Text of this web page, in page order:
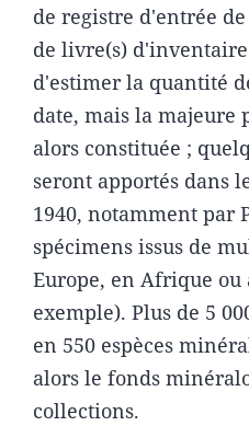
de registre d'entrée
de livre(s)
d'estimer la quantité
date, mais la majeure
alors constituée ;
seront apportés dans
1940, notamment par
spécimens issus de
Europe, en Afrique ou
exemple). Plus de 5
en 550 espèces
alors le fonds
collections.